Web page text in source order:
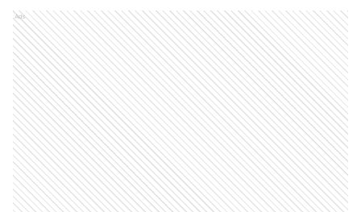
Ads